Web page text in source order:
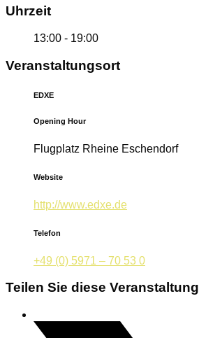
Uhrzeit
13:00 - 19:00
Veranstaltungsort
EDXE
Opening Hour
Flugplatz Rheine Eschendorf
Website
http://www.edxe.de
Telefon
+49 (0) 5971 – 70 53 0
Teilen Sie diese Veranstaltung